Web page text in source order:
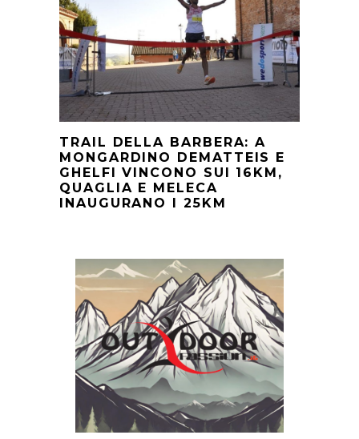
TRAIL DELLA BARBERA: A
MONGARDINO DEMATTEIS E
GHELFI VINCONO SUI 16KM,
QUAGLIA E MELECA
INAUGURANO I 25KM